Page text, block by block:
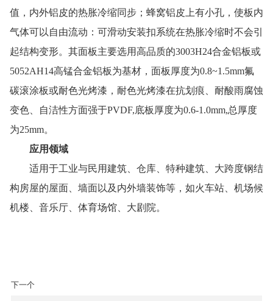
值，内外铝皮的热胀冷缩同步；蜂窝铝皮上有小孔，使板内
气体可以自由流动：可滑动安装扣系统在热胀冷缩时不会引
起结构变形。其面板主要选用高品质的3003H24合金铝板或
5052AH14高锰合金铝板为基材，面板厚度为0.8~1.5mm氟
碳滚涂板或耐色光烤漆，耐色光烤漆在抗划痕、耐酸雨腐蚀
变色、自洁性方面强于PVDF,底板厚度为0.6-1.0mm,总厚度
为25mm。
应用领域
适用于工业与民用建筑、仓库、特种建筑、大跨度钢结
构房屋的屋面、墙面以及内外墙装饰等，如火车站、机场候
机楼、音乐厅、体育场馆、大剧院。
下一个